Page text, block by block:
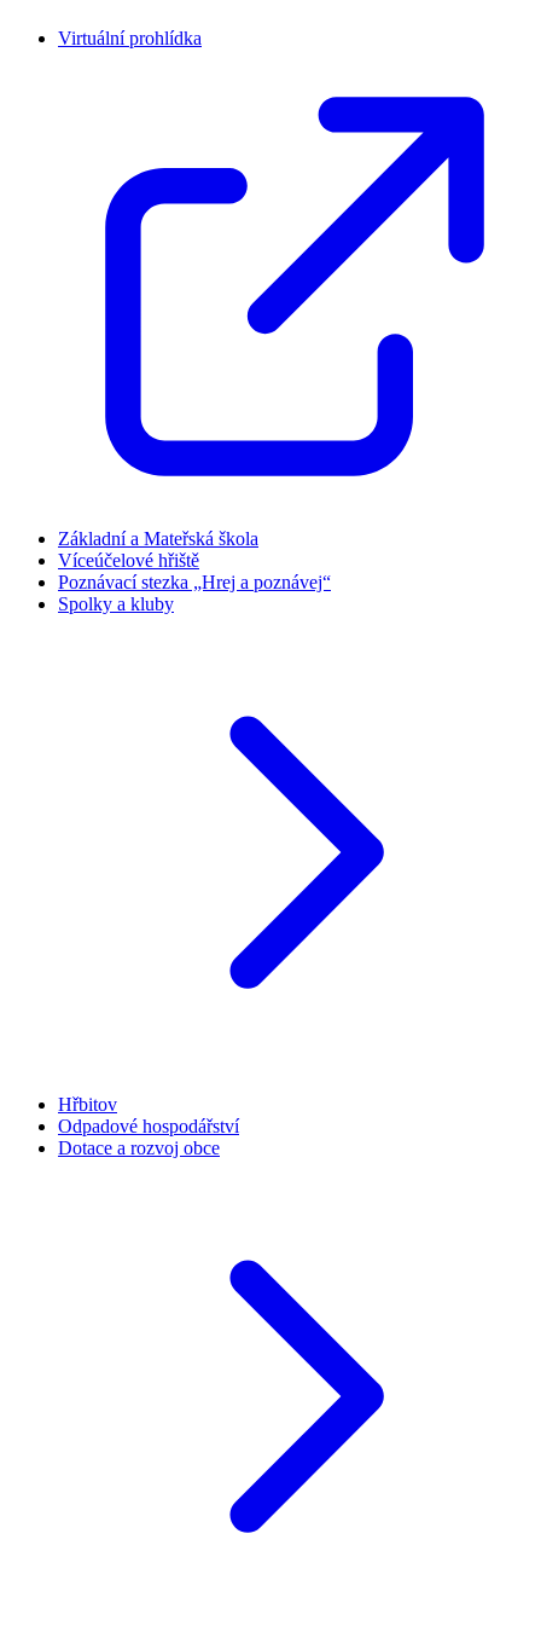
Virtuální prohlídka
Základní a Mateřská škola
Víceúčelové hřiště
Poznávací stezka „Hrej a poznávej“
Spolky a kluby
Hřbitov
Odpadové hospodářství
Dotace a rozvoj obce